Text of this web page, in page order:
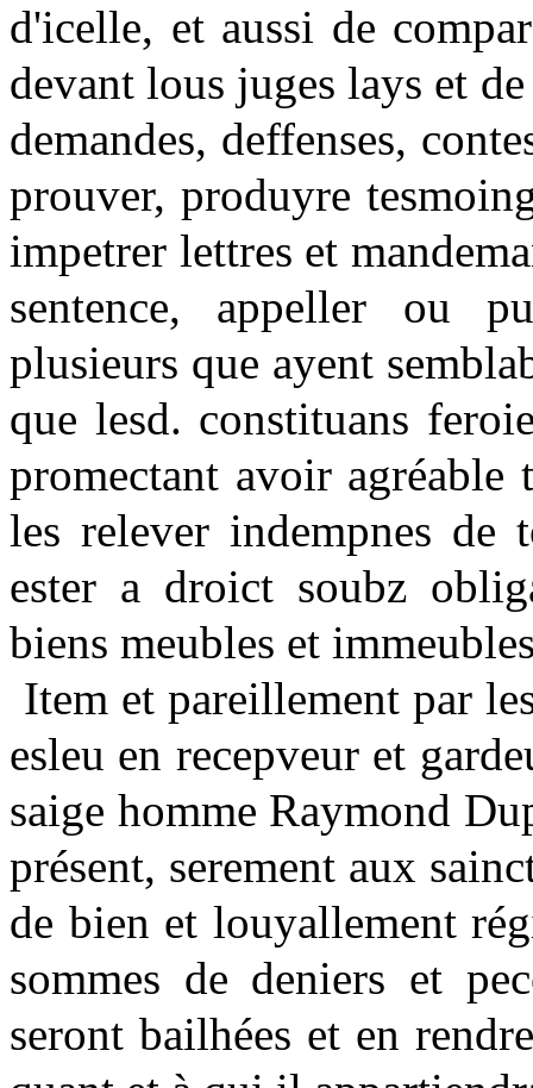
d'icelle, et aussi de
devant lous juges lays et
demandes, deffenses,
prouver, produyre
impetrer lettres et
sentence, appeller ou
plusieurs que ayent
que lesd. constituans
promectant avoir
les relever indempnes de
ester a droict soubz
biens meubles et
Item et pareillement par
esleu en recepveur et
saige homme Raymond
présent, serement aux
de bien et louyallement
sommes de deniers et
seront bailhées et en